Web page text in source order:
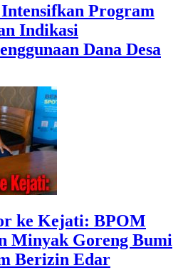
Program
Indikasi
Dana Desa
ke Kejati: BPOM
Minyak Goreng Bumi
Berizin Edar